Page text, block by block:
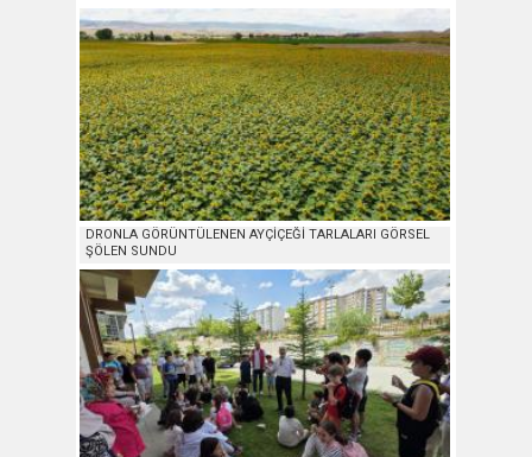
DRONLA GÖRÜNTÜLENEN AYÇİÇEĞİ TARLALARI GÖRSEL
ŞÖLEN SUNDU